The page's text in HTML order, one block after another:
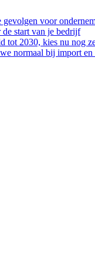
voor
start van je bedrijf
tot 2030, kies nu nog
normaal bij import en